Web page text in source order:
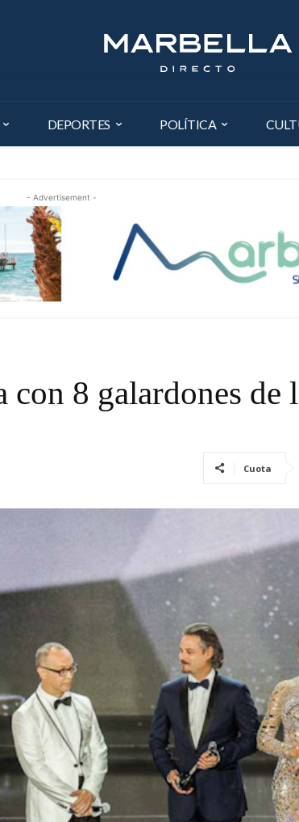
DEPORTES POLÍTICA
- Advertisement -
con 8 galardones de
Cuota